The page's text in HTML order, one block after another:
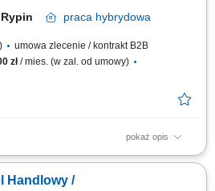
Rypin praca hybrydowa
umowa zlecenie / kontrakt B2B
zł/ mies. (w zal. od umowy)
pokaż opis
nowoczesnych rozwiązań z obszaru
Przygotowywanie ofert i finalizowanie
Handlowy /